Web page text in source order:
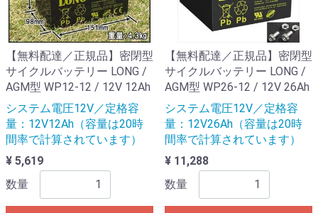
【無料配達／正規品】密閉型
サイクルバッテリー LONG /
AGM型 WP12-12 / 12V 12Ah
システム電圧12V／定格容
量：12V12Ah（容量は20時
間率で計算されています）
¥ 5,619
数量
【無料配達／正規品】密閉型
サイクルバッテリー LONG /
AGM型 WP26-12 / 12V 26Ah
システム電圧12V／定格容
量：12V26Ah（容量は20時
間率で計算されています）
¥ 11,288
数量